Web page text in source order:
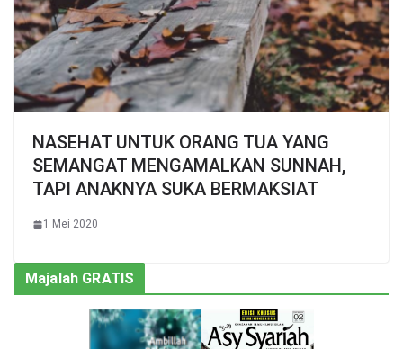
NASEHAT UNTUK ORANG TUA YANG
SEMANGAT MENGAMALKAN SUNNAH,
TAPI ANAKNYA SUKA BERMAKSIAT
1 Mei 2020
Majalah GRATIS